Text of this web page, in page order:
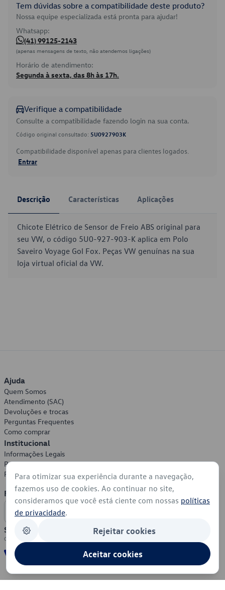
Tem dúvidas sobre a compatibilidade deste produto?
Nossa equipe especializada está pronta para ajudar!
Whatsapp:
(41) 99125-2143
(apenas mensagens de texto, não atendemos ligações)
Horário de atendimento:
Segunda à sexta, das 8h às 17h.
Verifique a compatibilidade
Consulte a compatibilidade fazendo login na sua conta.
Código original consultado: 5U0927903K
Compatibilidade disponível apenas para clientes logados.
Entrar
Descrição Características Aplicações
Chicote Elétrico de Sensor de Freio ABS original para
seu VW, o código 5U0-927-903-K aplica em Polo
Saveiro Voyage Gol Fox. Peças VW genuínas na sua
loja virtual oficial da VW.
Ajuda
Quem Somos
Atendimento (SAC)
Devoluções e trocas
Perguntas Frequentes
Como comprar
Institucional
Informações Legais
Política de Privacidade
Política de Cookies
Formas de Pagamento
Segurança
Para otimizar sua experiência durante a navegação,
fazemos uso de cookies. Ao continuar no site,
consideramos que você está ciente com nossas políticas
de privacidade.
Rejeitar cookies
Aceitar cookies